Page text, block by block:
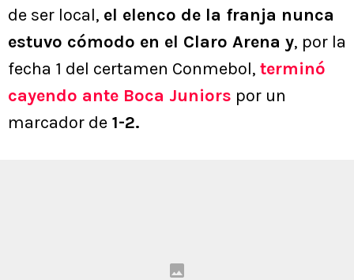
de ser local, el elenco de la franja nunca
estuvo cómodo en el Claro Arena y, por la
fecha 1 del certamen Conmebol, terminó
cayendo ante Boca Juniors por un
marcador de 1-2.